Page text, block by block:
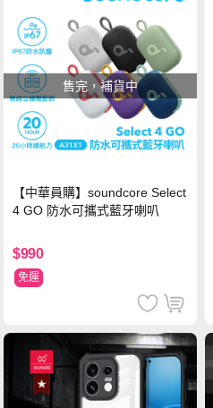
售完，補貨中
【中華員購】soundcore Select
4 GO 防水可攜式藍牙喇叭
$990
免運